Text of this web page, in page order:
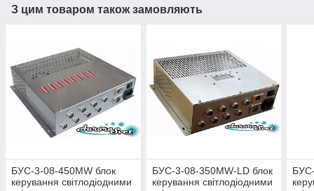
З цим товаром також замовляють
БУС-3-08-450MW блок
керування світлодіодними
БУС-3-08-350MW-LD блок
керування світлодіодними